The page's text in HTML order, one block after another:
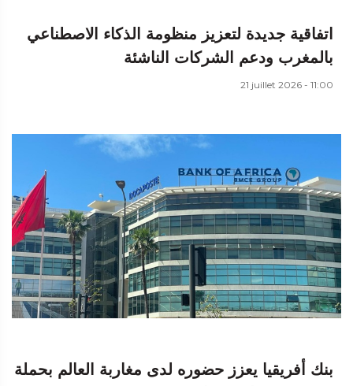
اتفاقية جديدة لتعزيز منظومة الذكاء الاصطناعي
بالمغرب ودعم الشركات الناشئة
21 juillet 2026 - 11:00
بنك أفريقيا يعزز حضوره لدى مغاربة العالم بحملة